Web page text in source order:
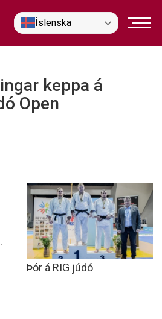
Íslenska
keppa á
Open
Þór á RIG júdó